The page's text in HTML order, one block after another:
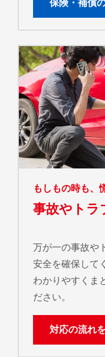
保険・補償
もしもの時も、
事故やトラ
万が一の事故や
安全を確保して
わかりやすくま
ださい。
対応の流れ